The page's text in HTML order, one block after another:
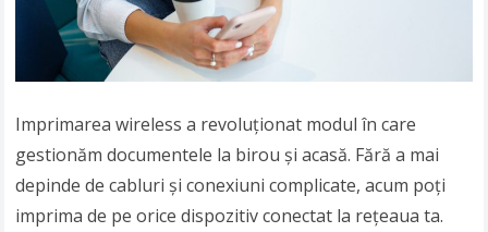
Imprimarea wireless a revoluționat modul în care
gestionăm documentele la birou și acasă. Fără a mai
depinde de cabluri și conexiuni complicate, acum poți
imprima de pe orice dispozitiv conectat la rețeaua ta.